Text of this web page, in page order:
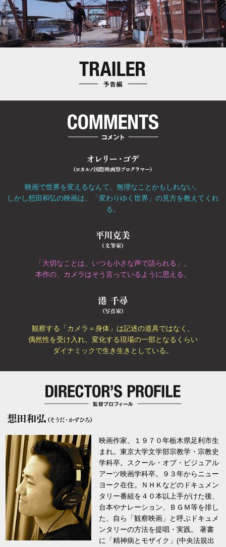
映画で世界を変えるなんて、無理なことかもしれない。
しかし想田和弘の映画は、「変わりゆく世界」の見方を教えてくれ
る。
「大切なことは、いつも小さな声で語られる」。
本作の、カメラはそう言っているように思える。
観察する「カメラ＝身体」は記述の道具ではなく、
偶然性を受け入れ、変化する現場の一部となるくらい
ダイナミックで生き生きとしている。
映画作家。１９７０年栃木県足利市生
まれ。東京大学文学部宗教学・宗教史
学科卒。スクール・オブ・ビジュアル
アーツ映画学科卒。９３年からニュー
ヨーク在住。ＮＨＫなどのドキュメン
タリー番組を４０本以上手がけた後、
台本やナレーション、ＢＧＭ等を排し
た、自ら「観察映画」と呼ぶドキュメ
ンタリーの方法を提唱・実践。 著書
に「精神病とモザイク」(中央法規出